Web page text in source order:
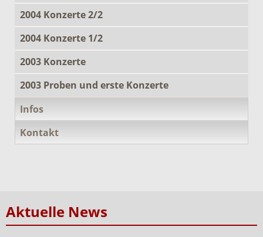
2004 Konzerte 2/2
2004 Konzerte 1/2
2003 Konzerte
2003 Proben und erste Konzerte
Infos
Kontakt
Aktuelle News